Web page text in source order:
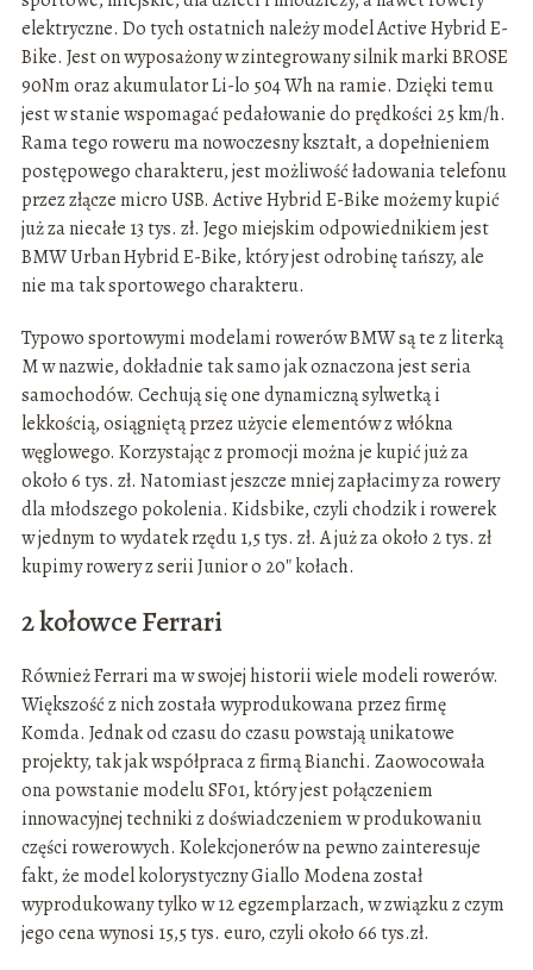
elektryczne. Do tych ostatnich należy model Active Hybrid E-
Bike. Jest on wyposażony w zintegrowany silnik marki BROSE
90Nm oraz akumulator Li-lo 504 Wh na ramie. Dzięki temu
jest w stanie wspomagać pedałowanie do prędkości 25 km/h.
Rama tego roweru ma nowoczesny kształt, a dopełnieniem
postępowego charakteru, jest możliwość ładowania telefonu
przez złącze micro USB. Active Hybrid E-Bike możemy kupić
już za niecałe 13 tys. zł. Jego miejskim odpowiednikiem jest
BMW Urban Hybrid E-Bike, który jest odrobinę tańszy, ale
nie ma tak sportowego charakteru.
Typowo sportowymi modelami rowerów BMW są te z literką
M w nazwie, dokładnie tak samo jak oznaczona jest seria
samochodów. Cechują się one dynamiczną sylwetką i
lekkością, osiągniętą przez użycie elementów z włókna
węglowego. Korzystając z promocji można je kupić już za
około 6 tys. zł. Natomiast jeszcze mniej zapłacimy za rowery
dla młodszego pokolenia. Kidsbike, czyli chodzik i rowerek
w jednym to wydatek rzędu 1,5 tys. zł. A już za około 2 tys. zł
kupimy rowery z serii Junior o 20″ kołach.
2 kołowce Ferrari
Również Ferrari ma w swojej historii wiele modeli rowerów.
Większość z nich została wyprodukowana przez firmę
Komda. Jednak od czasu do czasu powstają unikatowe
projekty, tak jak współpraca z firmą Bianchi. Zaowocowała
ona powstanie modelu SF01, który jest połączeniem
innowacyjnej techniki z doświadczeniem w produkowaniu
części rowerowych. Kolekcjonerów na pewno zainteresuje
fakt, że model kolorystyczny Giallo Modena został
wyprodukowany tylko w 12 egzemplarzach, w związku z czym
jego cena wynosi 15,5 tys. euro, czyli około 66 tys.zł.